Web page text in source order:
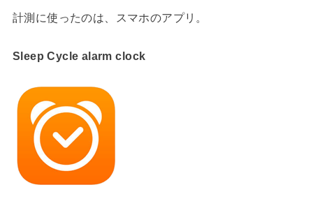
計測に使ったのは、スマホのアプリ。
Sleep Cycle alarm clock